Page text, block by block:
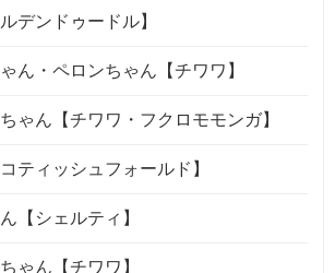
デンドゥードル】
ん・ペロンちゃん【チワワ】
ゃん【チワワ・フクロモモンガ】
ティッシュフォールド】
【シェルティ】
ゃん【チワワ】